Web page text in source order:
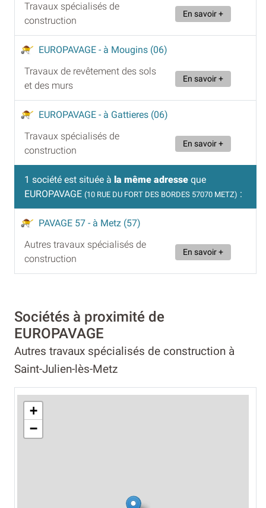
Travaux spécialisés de
construction
En savoir +
EUROPAVAGE - à Mougins (06)
Travaux de revêtement des sols
et des murs
En savoir +
EUROPAVAGE - à Gattieres (06)
Travaux spécialisés de
construction
En savoir +
1 société est située à la même adresse que
EUROPAVAGE (10 RUE DU FORT DES BORDES 57070 METZ) :
PAVAGE 57 - à Metz (57)
Autres travaux spécialisés de
construction
En savoir +
Sociétés à proximité de
EUROPAVAGE
Autres travaux spécialisés de construction à
Saint-Julien-lès-Metz
+
−